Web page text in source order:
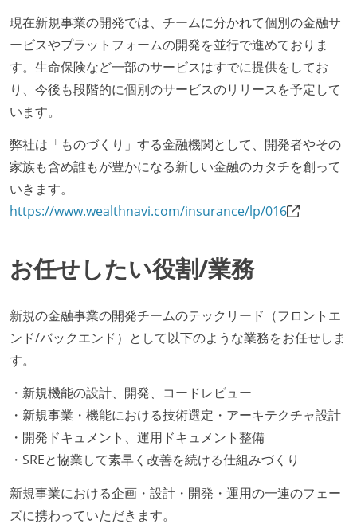
現在新規事業の開発では、チームに分かれて個別の金融サ
ービスやプラットフォームの開発を並行で進めておりま
す。生命保険など一部のサービスはすでに提供をしてお
り、今後も段階的に個別のサービスのリリースを予定して
います。
弊社は「ものづくり」する金融機関として、開発者やその
家族も含め誰もが豊かになる新しい金融のカタチを創って
いきます。
https://www.wealthnavi.com/insurance/lp/016
お任せしたい役割/業務
新規の金融事業の開発チームのテックリード（フロントエ
ンド/バックエンド）として以下のような業務をお任せしま
す。
・新規機能の設計、開発、コードレビュー
・新規事業・機能における技術選定・アーキテクチャ設計
・開発ドキュメント、運用ドキュメント整備
・SREと協業して素早く改善を続ける仕組みづくり
新規事業における企画・設計・開発・運用の一連のフェー
ズに携わっていただきます。